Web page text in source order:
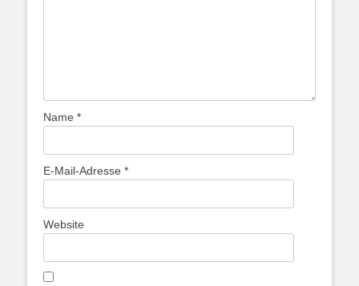
Name *
E-Mail-Adresse *
Website